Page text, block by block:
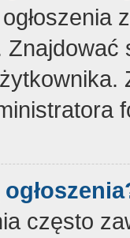
Znajdować
często